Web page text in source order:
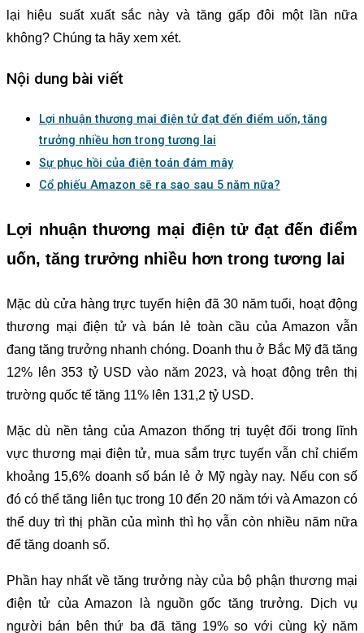
lại hiệu suất xuất sắc này và tăng gấp đôi một lần nữa
không? Chúng ta hãy xem xét.
Nội dung bài viết
Lợi nhuận thương mại điện tử đạt đến điểm uốn, tăng
trưởng nhiều hơn trong tương lai
Sự phục hồi của điện toán đám mây
Cổ phiếu Amazon sẽ ra sao sau 5 năm nữa?
Lợi nhuận thương mại điện tử đạt đến điểm
uốn, tăng trưởng nhiều hơn trong tương lai
Mặc dù cửa hàng trực tuyến hiện đã 30 năm tuổi, hoạt động
thương mại điện tử và bán lẻ toàn cầu của Amazon vẫn
đang tăng trưởng nhanh chóng. Doanh thu ở Bắc Mỹ đã tăng
12% lên 353 tỷ USD vào năm 2023, và hoạt động trên thị
trường quốc tế tăng 11% lên 131,2 tỷ USD.
Mặc dù nền tảng của Amazon thống trị tuyệt đối trong lĩnh
vực thương mại điện tử, mua sắm trực tuyến vẫn chỉ chiếm
khoảng 15,6% doanh số bán lẻ ở Mỹ ngày nay. Nếu con số
đó có thể tăng liên tục trong 10 đến 20 năm tới và Amazon có
thể duy trì thị phần của mình thì họ vẫn còn nhiều năm nữa
để tăng doanh số.
Phần hay nhất về tăng trưởng này của bộ phận thương mại
điện tử của Amazon là nguồn gốc tăng trưởng. Dịch vụ
người bán bên thứ ba đã tăng 19% so với cùng kỳ năm